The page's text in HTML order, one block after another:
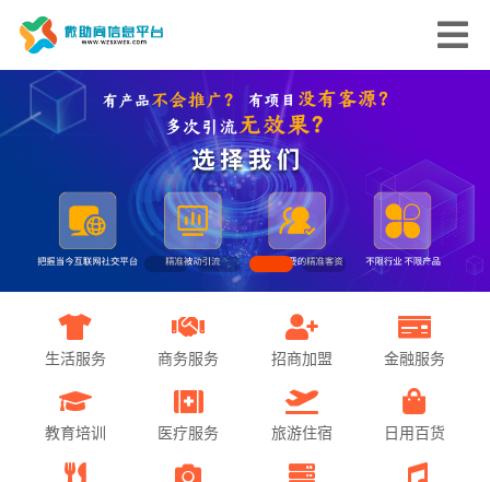
生活服务 商务服务 招商加盟 金融服务
教育培训 医疗服务 旅游住宿 日用百货